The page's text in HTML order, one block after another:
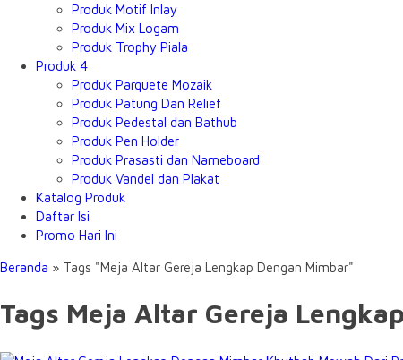
Produk Motif Inlay
Produk Mix Logam
Produk Trophy Piala
Produk 4
Produk Parquete Mozaik
Produk Patung Dan Relief
Produk Pedestal dan Bathub
Produk Pen Holder
Produk Prasasti dan Nameboard
Produk Vandel dan Plakat
Katalog Produk
Daftar Isi
Promo Hari Ini
Beranda » Tags "Meja Altar Gereja Lengkap Dengan Mimbar"
Tags Meja Altar Gereja